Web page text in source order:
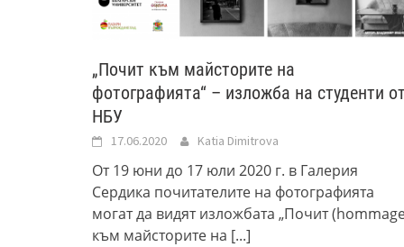
„Почит към майсторите на
фотографията“ – изложба на студенти
НБУ
17.06.2020 Katia Dimitrova
От 19 юни до 17 юли 2020 г. в Галерия
Сердика почитателите на фотографията
могат да видят изложбата „Почит
към майсторите на [...]